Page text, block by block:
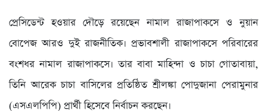
প্রেসিডেন্ট হওয়ার দৌড়ে রয়েছেন নামাল রাজাপাকসে ও নুয়ান
বোপেজ আরও দুই রাজনীতিক। প্রভাবশালী রাজাপাকসে পরিবারের
বংশধর নামাল রাজাপাকসে। তার বাবা মাহিন্দা ও চাচা গোতাবায়া,
তিনি আরেক চাচা বাসিলের প্রতিষ্ঠিত শ্রীলঙ্কা পোদুজানা পেরামুনার
(এসএলপিপি) প্রার্থী হিসেবে নির্বাচন করছেন।